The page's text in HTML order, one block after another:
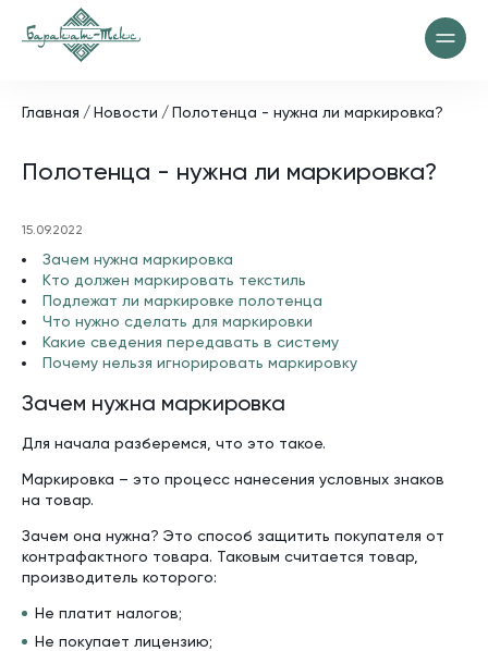
Главная Новости Полотенца - нужна ли маркировка?
Полотенца - нужна ли маркировка?
15.09.2022
Зачем нужна маркировка
Кто должен маркировать текстиль
Подлежат ли маркировке полотенца
Что нужно сделать для маркировки
Какие сведения передавать в систему
Почему нельзя игнорировать маркировку
Зачем нужна маркировка
Для начала разберемся, что это такое.
Маркировка – это процесс нанесения условных знаков
на товар.
Зачем она нужна? Это способ защитить покупателя от
контрафактного товара. Таковым считается товар,
производитель которого:
Не платит налогов;
Не покупает лицензию;